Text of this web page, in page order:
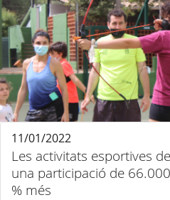
Les activitats esportives
una participació de
% més
11/01/2022